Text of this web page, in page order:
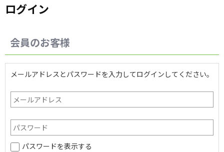
ログイン
会員のお客様
メールアドレスとパスワードを入力してログインしてください。
パスワードを表示する